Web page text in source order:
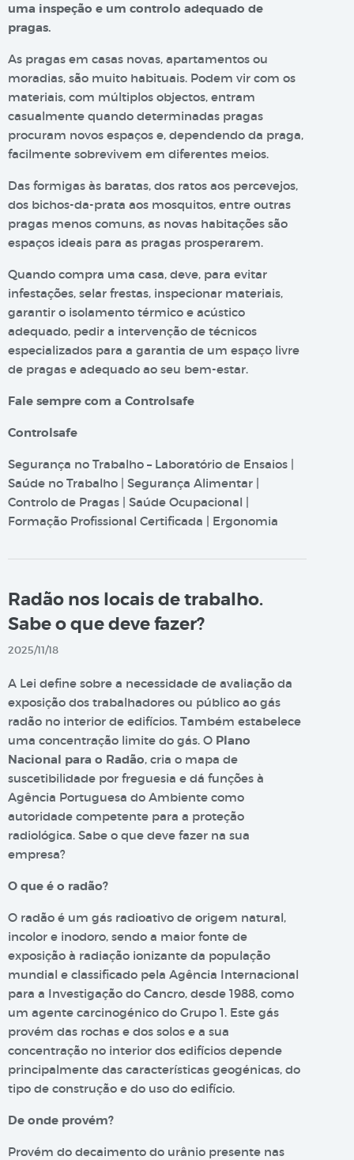
uma inspeção e um controlo adequado de
pragas.
As pragas em casas novas, apartamentos ou
moradias, são muito habituais. Podem vir com os
materiais, com múltiplos objectos, entram
casualmente quando determinadas pragas
procuram novos espaços e, dependendo da praga,
facilmente sobrevivem em diferentes meios.
Das formigas às baratas, dos ratos aos percevejos,
dos bichos-da-prata aos mosquitos, entre outras
pragas menos comuns, as novas habitações são
espaços ideais para as pragas prosperarem.
Quando compra uma casa, deve, para evitar
infestações, selar frestas, inspecionar materiais,
garantir o isolamento térmico e acústico
adequado, pedir a intervenção de técnicos
especializados para a garantia de um espaço livre
de pragas e adequado ao seu bem-estar.
Fale sempre com a Controlsafe
Controlsafe
Segurança no Trabalho – Laboratório de Ensaios |
Saúde no Trabalho | Segurança Alimentar |
Controlo de Pragas | Saúde Ocupacional |
Formação Profissional Certificada | Ergonomia
Radão nos locais de trabalho.
Sabe o que deve fazer?
2025/11/18
A Lei define sobre a necessidade de avaliação da
exposição dos trabalhadores ou público ao gás
radão no interior de edifícios. Também estabelece
uma concentração limite do gás. O Plano
Nacional para o Radão, cria o mapa de
suscetibilidade por freguesia e dá funções à
Agência Portuguesa do Ambiente como
autoridade competente para a proteção
radiológica. Sabe o que deve fazer na sua
empresa?
O que é o radão?
O radão é um gás radioativo de origem natural,
incolor e inodoro, sendo a maior fonte de
exposição à radiação ionizante da população
mundial e classificado pela Agência Internacional
para a Investigação do Cancro, desde 1988, como
um agente carcinogénico do Grupo 1. Este gás
provém das rochas e dos solos e a sua
concentração no interior dos edifícios depende
principalmente das características geogénicas, do
tipo de construção e do uso do edifício.
De onde provém?
Provém do decaimento do urânio presente nas